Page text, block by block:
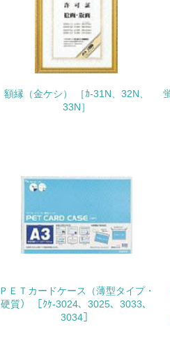
21.
<L1> 「生物多
購入、原材料の
23. <L1> 「人権・
25. <L1> 「情報セ
額縁（金ケシ） ［ｶ-31N、32N、
33N］
ＰＥＴカードケース（薄型タイプ・
硬質） ［ｸｹ-3024、3025、3033、
3034］